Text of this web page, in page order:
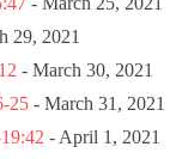
29, 2021
- March 30, 2021
25 - March 31, 2021
- April 1, 2021